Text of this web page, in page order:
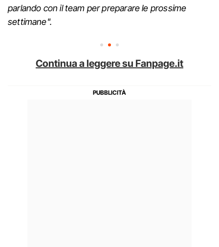
parlando con il team per preparare le prossime
settimane".
Continua a leggere su Fanpage.it